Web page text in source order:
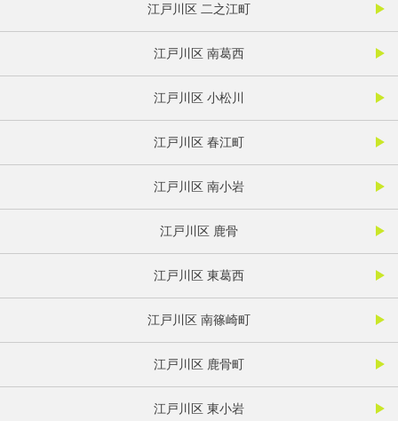
江戸川区 二之江町
江戸川区 南葛西
江戸川区 小松川
江戸川区 春江町
江戸川区 南小岩
江戸川区 鹿骨
江戸川区 東葛西
江戸川区 南篠崎町
江戸川区 鹿骨町
江戸川区 東小岩